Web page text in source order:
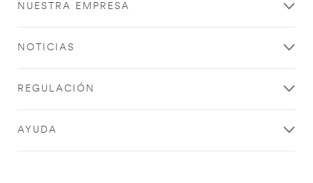
NUESTRA EMPRESA
NOTICIAS
REGULACIÓN
AYUDA